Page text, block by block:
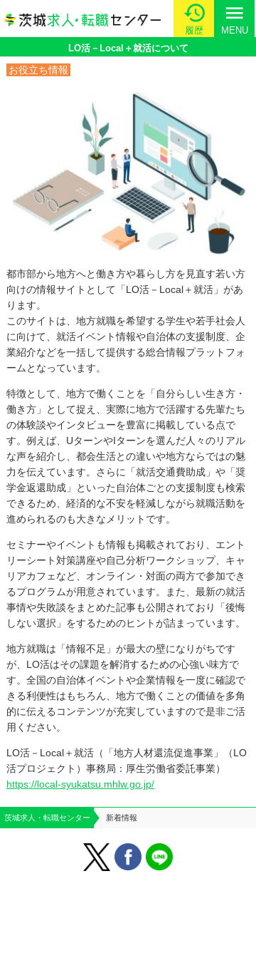
履歴
menu
MENU
LO活－Local＋就活について
お役立ち情報
都市部から地方へと働き方や暮らし方を見直す若い方
向けの情報サイトとして「LO活－Local＋就活」があ
ります。
このサイトは、地方就職を希望する学生や若手社会人
に向けて、就活イベント情報や自治体の支援制度、企
業紹介などを一括して提供する総合情報プラットフォ
ームとなっています。
特徴として、地方で働くことを「自分らしい生き方・
働き方」として捉え、実際に地方で活躍する先輩たち
の体験談やインタビューを豊富に掲載している点で
す。例えば、UターンやIターンを選んだ人々のリアル
な声を紹介し、都会生活との違いや地方ならではの魅
力を伝えています。さらに「就活交通費助成」や「奨
学金返還助成」といった自治体ごとの支援制度も検索
できるため、経済的な不安を軽減しながら就職活動を
進められるのも大きなメリットです。
セミナーやイベントも情報も掲載されており、エント
リーシート対策講座や自己分析ワークショップ、キャ
リアカフェなど、オンライン・対面の両方で参加でき
るプログラムが用意されています。また、最新の就活
事情や失敗談をまとめた記事も公開されており「後悔
しない選択」をするためのヒントが詰まっています。
地方就職は「情報不足」が最大の壁になりがちです
が、LO活はその課題を解消するための心強い味方で
す。全国の自治体イベントや企業情報を一度に確認で
きる利便性はもちろん、地方で働くことの価値を多角
的に伝えるコンテンツが充実していますので是非ご活
用ください。
LO活－Local＋就活（「地方人材還流促進事業」（LO
活プロジェクト）事務局：厚生労働省委託事業）
https://local-syukatsu.mhlw.go.jp/
茨城求人・転職センター 新着情報